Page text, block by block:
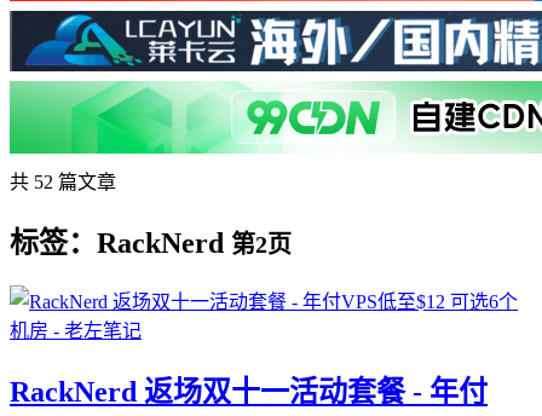
共 52 篇文章
标签：RackNerd 第2页
RackNerd 返场双十一活动套餐 - 年付